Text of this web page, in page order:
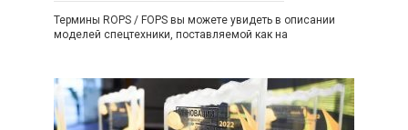
Термины ROPS / FOPS вы можете увидеть в описании
моделей спецтехники, поставляемой как на